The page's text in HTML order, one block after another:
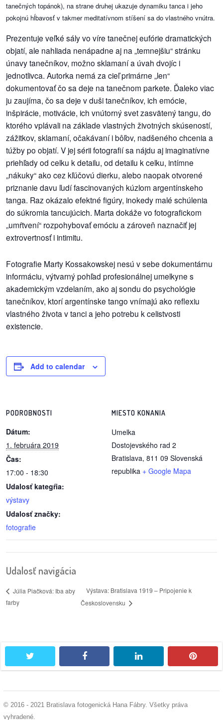
vychádzky
knihy
/
výstavy
o
nás
podpora
podporte
nás
podporili
nás
autorské
nás
reklama
tanečných topánok), na strane druhej ukazuje dynamiku tanca i jeho
pokojnú hĺbavosť v takmer meditatívnom stíšení sa do vlastného vnútra.
Prezentuje veľké sály vo víre tanečnej eufórie dramatických
objatí, ale nahliada nenápadne aj na „temnejšiu“ stránku
únavy tanečníkov, možno sklamaní a úvah dvojíc i
jednotlivca. Autorka nemá za cieľ primárne „len“
dokumentovať čo sa deje na tanečnom parkete. Ďaleko viac
ju zaujíma, čo sa deje v duši tanečníkov, ich emócie,
inšpirácie, motivácie, ich vnútorný svet zasvätený tangu, do
ktorého vplávali na základe vlastných životných skúseností,
zážitkov, sklamaní, očakávaní i bôľov, nadšeného chcenia a
túžby po objatí. V jej sérii fotografií sa nájdu aj imaginatívne
priehľady od celku k detailu, od detailu k celku, intímne
„nákuky“ ako cez kľúčovú dierku, alebo naopak otvorené
priznanie davu ľudí fascinovaných kúzlom argentínskeho
tanga. Raz okázalo efektné figúry, inokedy malé schúlenia
do súkromia tancujúcich. Marta dokáže vo fotografickom
„umŕtvení“ rozpohybovať emóciu a zároveň naznačiť jej
extrovertnosť i intimitu.
Fotografie Marty Kossakowskej nesú v sebe dokumentárnu
informáciu, výtvarný pohľad profesionálnej umelkyne s
akademickým vzdelaním, ako aj sondu do psychológie
tanečníkov, ktorí argentínske tango vnímajú ako reflexiu
vlastného života v tanci a jeho potrebu k celistvosti
existencie.
Add to calendar
PODROBNOSTI
Dátum:
1. februára 2019
Čas:
17:00 - 18:30
Udalosť kategŕia:
výstavy
Udalosť značky:
fotografie
MIESTO KONANIA
Umelka
Dostojevského rad 2
Bratislava, 811 09 Slovenská
republika + Google Mapa
Udalosť navigácia
Júlia Piačková: Iba aby
farby
Výstava: Bratislava 1919 – Pripojenie k
Československu
facebook linkedin
© 2016 - 2021 Bratislava fotogenická Hana Fábry. Všetky práva
vyhradené.